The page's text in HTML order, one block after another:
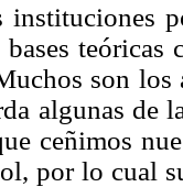
son los
algunas de
ceñimos
por lo cual